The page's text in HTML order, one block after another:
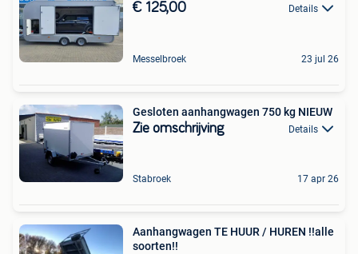
€ 125,00 Details
Messelbroek 23 jul 26
Gesloten aanhangwagen 750 kg NIEUW
Zie omschrijving Details
Stabroek 17 apr 26
Aanhangwagen TE HUUR / HUREN !!alle
soorten!!